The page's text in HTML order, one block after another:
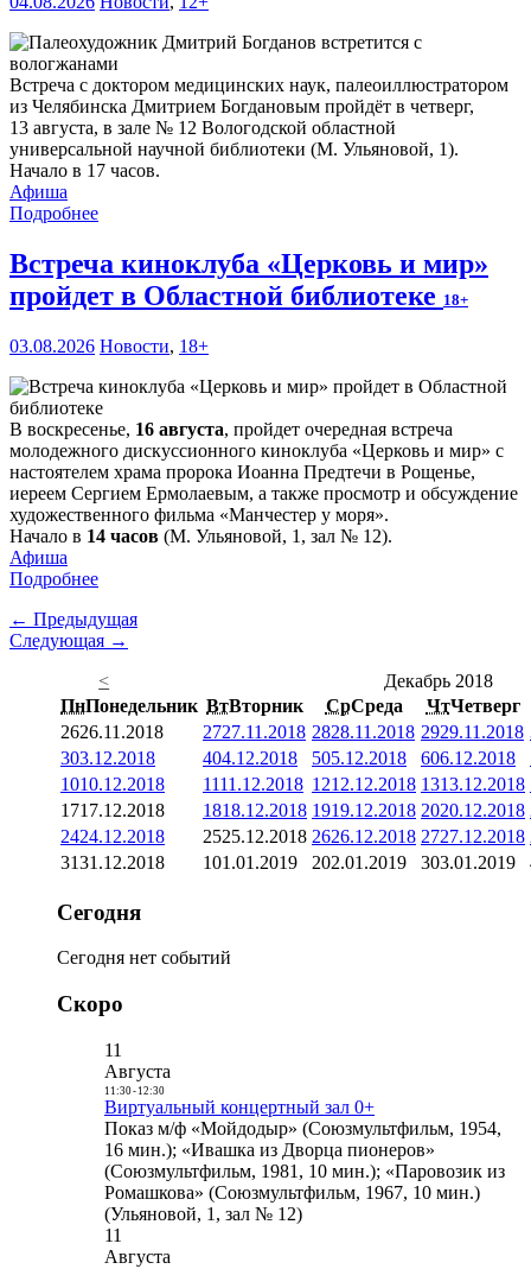
Встреча с доктором медицинских наук, палеоиллюстратором
из Челябинска Дмитрием Богдановым пройдёт в четверг,
13 августа, в зале № 12 Вологодской областной
универсальной научной библиотеки (М. Ульяновой, 1).
Начало в 17 часов.
Афиша
Подробнее
Встреча киноклуба «Церковь и мир»
пройдет в Областной библиотеке 18+
03.08.2026 Новости, 18+
В воскресенье, 16 августа, пройдет очередная встреча
молодежного дискуссионного киноклуба «Церковь и мир» с
настоятелем храма пророка Иоанна Предтечи в Рощенье,
иереем Сергием Ермолаевым, а также просмотр и обсуждение
художественного фильма «Манчестер у моря».
Начало в 14 часов (М. Ульяновой, 1, зал № 12).
Афиша
Подробнее
← Предыдущая
Следующая →
<
Декабрь 2018
ПнПонедельник ВтВторник СрСреда ЧтЧетверг
2626.11.2018 2727.11.2018 2828.11.2018 2929.11.2018
303.12.2018 404.12.2018 505.12.2018 606.12.2018
1010.12.2018 1111.12.2018 1212.12.2018 1313.12.2018
1717.12.2018 1818.12.2018 1919.12.2018 2020.12.2018
2424.12.2018 2525.12.2018 2626.12.2018 2727.12.2018
3131.12.2018 101.01.2019 202.01.2019 303.01.2019
Сегодня
Сегодня нет событий
Скоро
11
Августа
11:30- 12:30
Виртуальный концертный зал 0+
Показ м/ф «Мойдодыр» (Союзмультфильм, 1954,
16 мин.); «Ивашка из Дворца пионеров»
(Союзмультфильм, 1981, 10 мин.); «Паровозик из
Ромашкова» (Союзмультфильм, 1967, 10 мин.)
(Ульяновой, 1, зал № 12)
11
Августа